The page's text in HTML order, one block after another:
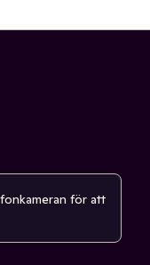
för att